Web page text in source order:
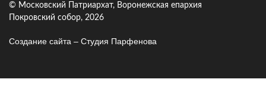
© Московский Патриархат, Воронежcкая епархия
Покровский собор, 2026
Создание сайта – Cтудия Парфенова